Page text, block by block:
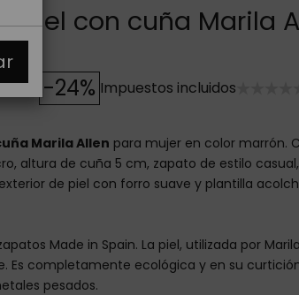
piel con cuña Marila
€ -24% Impuestos incluidos
Marila Allen para mujer en color marrón.
altura de cuña 5 cm, zapato de estilo
de piel con forro suave y plantilla
Made in Spain. La piel, utilizada por
Es completamente ecológica y en su
pesados.